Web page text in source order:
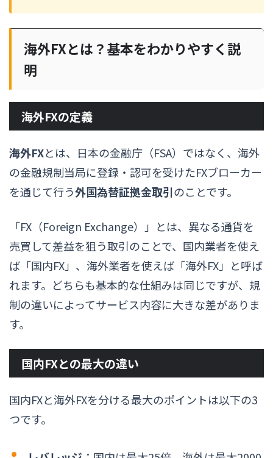
海外FXとは？基本をわかりやすく説
明
海外FXの定義
海外FXとは、日本の金融庁（FSA）ではなく、海外
の金融規制当局に登録・認可を受けたFXブローカー
を通じて行う外国為替証拠金取引のことです。
「FX（Foreign Exchange）」とは、異なる通貨を
売買して差益を狙う取引のことで、国内業者を使え
ば「国内FX」、海外業者を使えば「海外FX」と呼ば
れます。どちらも基本的な仕組みは同じですが、規
制の違いによってサービス内容に大きな差がありま
す。
国内FXとの最大の違い
国内FXと海外FXを分ける最大のポイントは以下の3
つです。